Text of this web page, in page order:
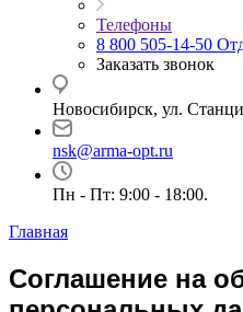
Телефоны
8 800 505-14-50
Заказать звонок
Новосибирск, ул.
nsk@arma-opt.ru
Пн - Пт: 9:00 - 18:00.
Главная
Соглашение на